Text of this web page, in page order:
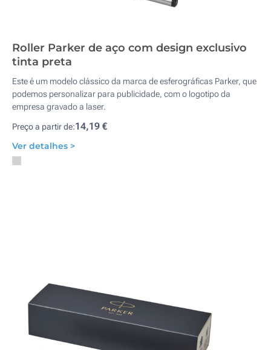
Roller Parker de aço com design exclusivo
tinta preta
Este é um modelo clássico da marca de esferográficas Parker, que
podemos personalizar para publicidade, com o logotipo da
empresa gravado a laser.
Preço a partir de:14,19 €
Ver detalhes >